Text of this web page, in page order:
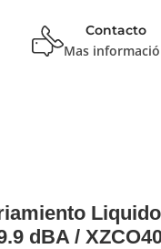
Contacto
Mas
dBA /